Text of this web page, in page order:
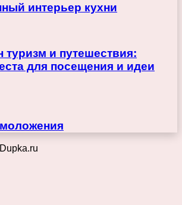
интерьер кухни
туризм и путешествия:
для посещения и идеи